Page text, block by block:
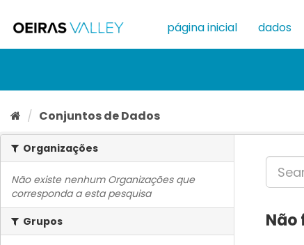
para
conteúdo
página inicial dados
Conjuntos de Dados
Organizações
Não existe nenhum Organizações que
corresponda a esta pesquisa
Grupos
Não